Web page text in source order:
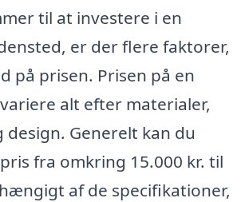
til at investere i en
er der flere faktorer,
på prisen. Prisen på en
alt efter materialer,
design. Generelt kan du
fra omkring 15.000 kr. til
af de specifikationer,